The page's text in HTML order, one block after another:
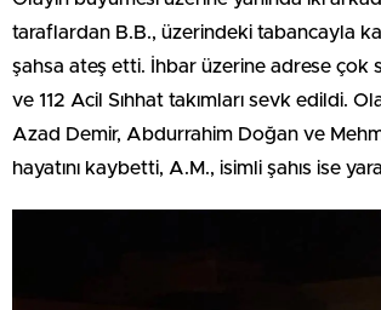
taraflardan B.B., üzerindeki tabancayla
şahsa ateş etti. İhbar üzerine adrese çok
ve 112 Acil Sıhhat takımları sevk edildi.
Azad Demir, Abdurrahim Doğan ve
hayatını kaybetti, A.M., isimli şahıs ise